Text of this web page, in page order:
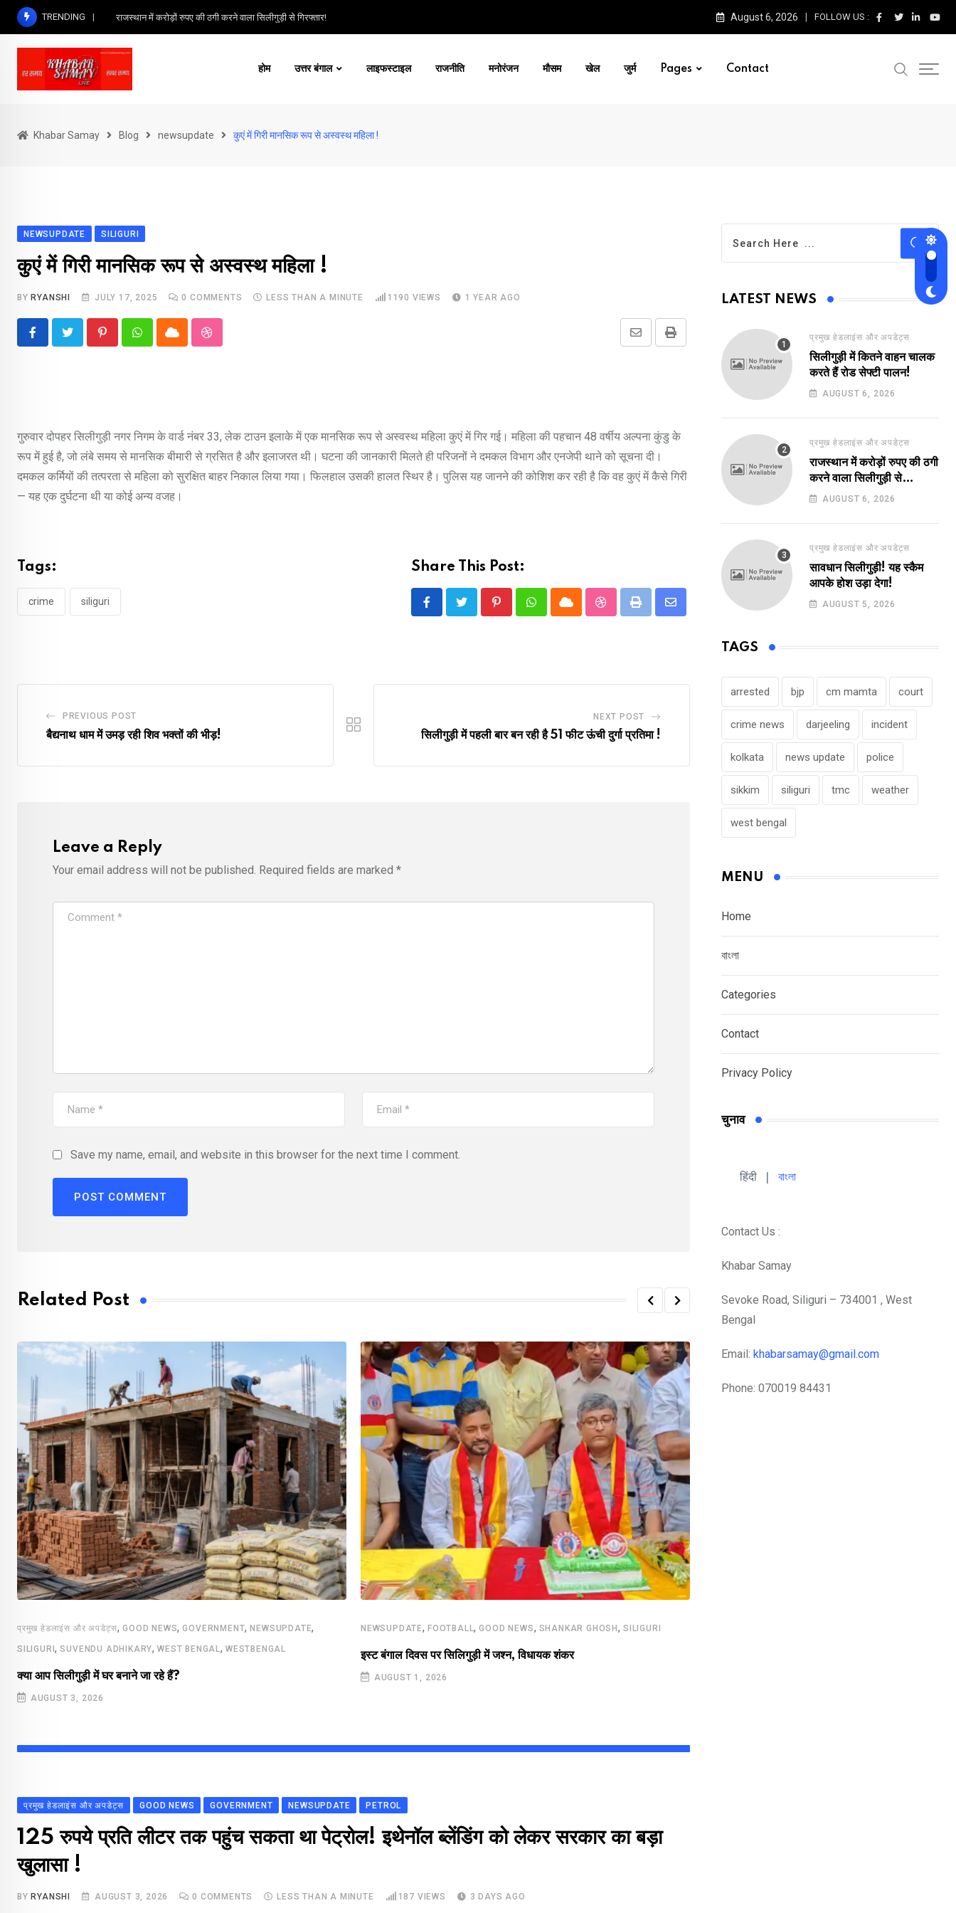
Skip
content
TRENDING राजस्थान में करोड़ों रुपए की ठगी करने वाला सिलीगुड़ी से गिरफ्तार! August 6, 2026 FOLLOW US :
होम उत्तर बंगाल लाइफस्टाइल राजनीति मनोरंजन मौसम खेल जुर्म Pages Contact
Khabar Samay Blog newsupdate कुएं में गिरी मानसिक रूप से अस्वस्थ महिला !
NEWSUPDATE SILIGURI
कुएं में गिरी मानसिक रूप से अस्वस्थ महिला !
BY RYANSHI JULY 17, 2025 0 COMMENTS LESS THAN A MINUTE 1190 VIEWS 1 YEAR AGO
PinterestWhatsappCloud StumbleUpon Print
Share
गुरुवार दोपहर सिलीगुड़ी नगर निगम के वार्ड नंबर 33, लेक टाउन इलाके में एक मानसिक रूप से अस्वस्थ महिला कुएं में गिर गई। महिला की पहचान 48 वर्षीय अल्पना कुंडु के
रूप में हुई है, जो लंबे समय से मानसिक बीमारी से ग्रसित है और इलाजरत थी। घटना की जानकारी मिलते ही परिजनों ने दमकल विभाग और एनजेपी थाने को सूचना दी।
दमकल कर्मियों की तत्परता से महिला को सुरक्षित बाहर निकाल लिया गया। फिलहाल उसकी हालत स्थिर है। पुलिस यह जानने की कोशिश कर रही है कि वह कुएं में कैसे गिरी
— यह एक दुर्घटना थी या कोई अन्य वजह।
Tags:
crime siliguri
Share This Post:
PinterestWhatsappCloud StumbleUpon
Print
Share
PREVIOUS POST
बैद्यनाथ धाम में उमड़ रही शिव भक्तों की भीड़!
NEXT POST
सिलीगुड़ी में पहली बार बन रही है 51 फीट ऊंची दुर्गा प्रतिमा !
Leave a Reply
Your email address will not be published. Required fields are marked *
Save my name, email, and website in this browser for the next time I comment.
Related Post
प्रमुख हेडलाइंस और अपडेट्स,GOOD NEWS,GOVERNMENT,NEWSUPDATE,
SILIGURI,SUVENDU ADHIKARY,WEST BENGAL,WESTBENGAL
क्या आप सिलीगुड़ी में घर बनाने जा रहे हैं?
AUGUST 3, 2026
NEWSUPDATE, FOOTBALL,GOOD NEWS, SHANKAR GHOSH,SILIGURI
इस्ट बंगाल दिवस पर सिलिगुड़ी में जश्न, विधायक शंकर
AUGUST 1, 2026
प्रमुख हेडलाइंस और अपडेट्स GOOD NEWS GOVERNMENT NEWSUPDATE PETROL
125 रुपये प्रति लीटर तक पहुंच सकता था पेट्रोल! इथेनॉल ब्लेंडिंग को लेकर सरकार का बड़ा
खुलासा !
BYRYANSHI AUGUST 3, 2026 0 COMMENTS LESS THAN A MINUTE 187 VIEWS 3 DAYS AGO
LATEST NEWS
प्रमुख हेडलाइंस और अपडेट्स
सिलीगुड़ी में कितने वाहन चालक
करते हैं रोड सेफ्टी पालन!
AUGUST 6, 2026
प्रमुख हेडलाइंस और अपडेट्स
राजस्थान में करोड़ों रुपए की ठगी
करने वाला सिलीगुड़ी से
गिरफ्तार!
AUGUST 6, 2026
प्रमुख हेडलाइंस और अपडेट्स
सावधान सिलीगुड़ी! यह स्कैम
आपके होश उड़ा देगा!
AUGUST 5, 2026
TAGS
arrested bjp cm mamta court
crime news darjeeling incident
kolkata news update police
sikkim siliguri tmc weather
west bengal
MENU
Home
বাংলা
Categories
Contact
Privacy Policy
चुनाव
हिंदी | বাংলা
Contact Us :
Khabar Samay
Sevoke Road, Siliguri – 734001 , West
Bengal
Email: khabarsamay@gmail.com
Phone: 070019 84431